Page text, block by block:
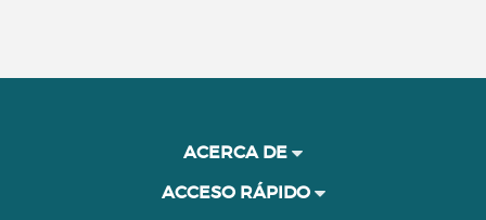
ACERCA DE
ACCESO RÁPIDO